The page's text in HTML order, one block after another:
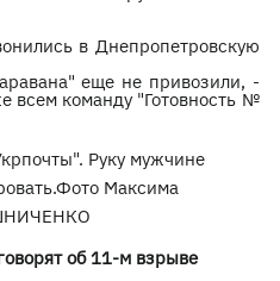
в Днепропетровскую
еще не привозили, -
всем команду "Готовность №
Руку мужчине
Максима
об 11-м взрыве